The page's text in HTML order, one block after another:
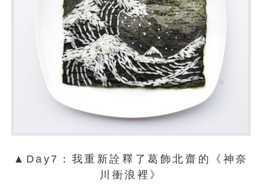
▲Day7：我重新詮釋了葛飾北齋的《神奈
川衝浪裡》